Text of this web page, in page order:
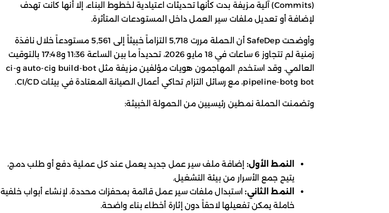
(Commits) آلية مزيفة بدت كأنها تحديثات اعتيادية لخطوط البناء، إلا أنها كانت تهدف
لإضافة أو تعديل ملفات سير العمل داخل المستودعات المتأثرة.
وأوضحت SafeDep أن الحملة مررت 5,718 التزاماً خبيثاً إلى 5,561 مستودعاً خلال نافذة
زمنية لم تتجاوز 6 ساعات في 18 مايو 2026، تحديداً ما بين الساعة 11:36 و17:48 بالتوقيت
العالمي. وقد استخدم المهاجمون هويات مؤلفين مزيفة مثل build-bot وauto-ci وci-
bot وpipeline-bot، مع رسائل التزام تحاكي أعمال الصيانة المعتادة في بيئات CI/CD.
وتضمنت الحملة نمطين رئيسيين من الحمولة الخبيثة:
النمط الأول: إضافة ملف سير عمل جديد يعمل عند كل عملية دفع أو طلب دمج،
يتيح جمع الأسرار من بيئة التشغيل.
النمط الثاني:استبدال ملفات سير عمل قائمة بمحفزات محددة، لإنشاء أبواب خلفية
خاملة يمكن تفعيلها لاحقاً دون إثارة أخطاء بناء واضحة.